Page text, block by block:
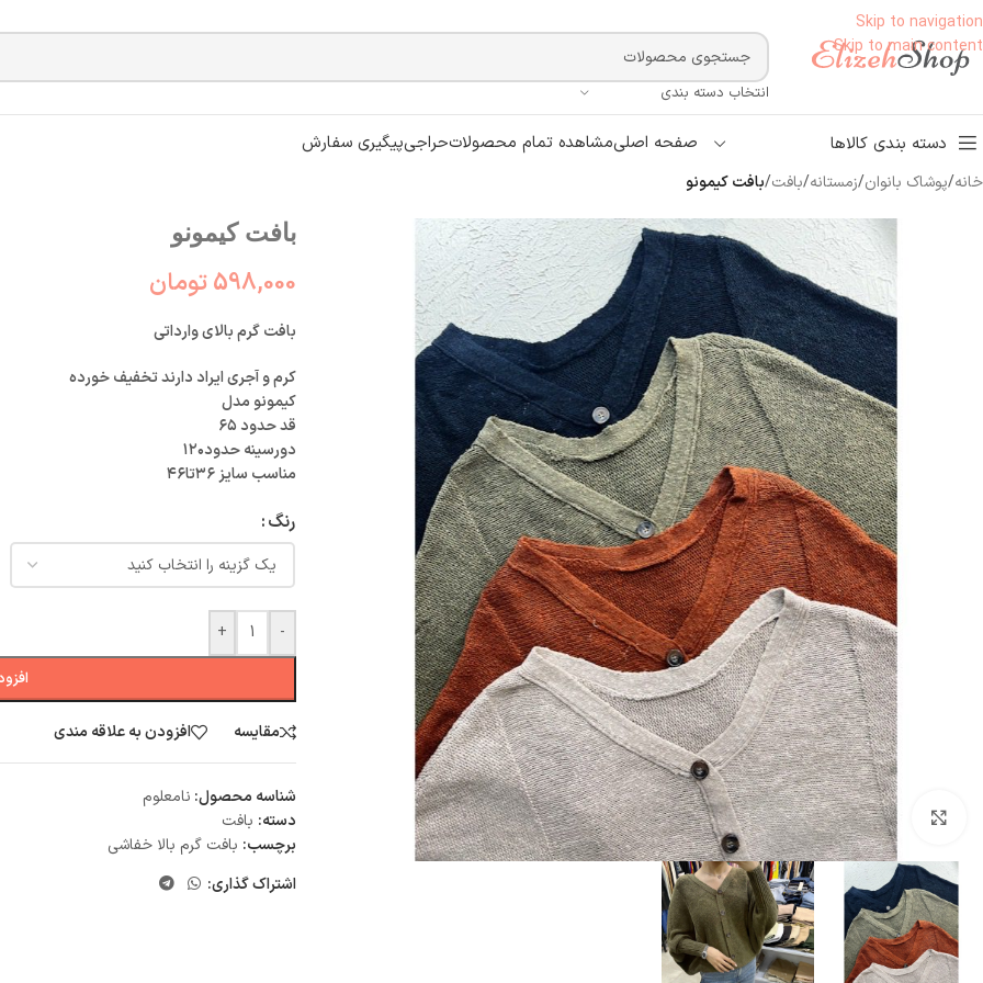
Skip to navigation
Skip to main content
انتخاب دسته بندی
دسته بندی کالاها صفحه اصلیمشاهده تمام محصولاتحراجیپیگیری سفارش
خانه/پوشاک بانوان/زمستانه/بافت/بافت کیمونو
بزرگنمایی تصویر
بافت کیمونو
598,000تومان
بافت گرم بالای وارداتی
کرم و آجری ایراد دارند تخفیف خورده
کیمونو مدل
قد حدود ۶۵
دورسینه حدود۱۲۰
مناسب سایز ۳۶تا۴۶
رنگ
-
+
مقایسه افزودن به علاقه مندی
شناسه محصول: نامعلوم
دسته: بافت
برچسب: بافت گرم بالا خفاشی
اشتراک گذاری: